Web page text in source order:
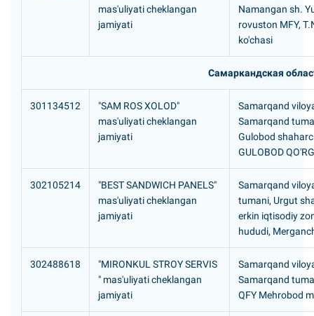
mas'uliyati cheklangan
jamiyati
Namangan sh.
rovuston MFY,
ko'chasi
Самаркандская
301134512
"SAM ROS XOLOD"
mas'uliyati cheklangan
jamiyati
Samarqand
Samarqand
Gulobod
GULOBOD
302105214
"BEST SANDWICH PANELS"
mas'uliyati cheklangan
jamiyati
Samarqand
tumani, Urgut
erkin iqtisodiy
hududi,
302488618
"MIRONKUL STROY SERVIS
" mas'uliyati cheklangan
jamiyati
Samarqand
Samarqand
QFY Mehrobod